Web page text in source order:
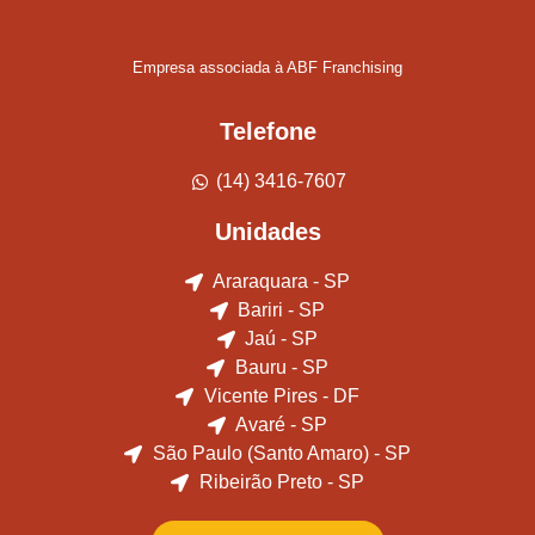
Empresa associada à ABF Franchising
Telefone
(14) 3416-7607
Unidades
Araraquara - SP
Bariri - SP
Jaú - SP
Bauru - SP
Vicente Pires - DF
Avaré - SP
São Paulo (Santo Amaro) - SP
Ribeirão Preto - SP